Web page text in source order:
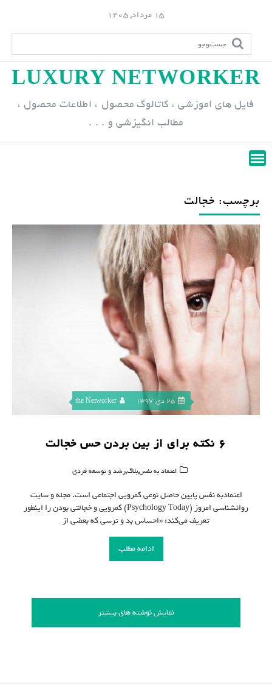
p
n
15 مرداد, 1405
LUXURY NETWORKER
فایل های اموزشی ، کاتالوگ محصول ، اطلاعات محصول ،
مطالب انگیزشی و . . .
برچسب: خجالت
25 دی, 1397 the Networker
۶ نکته برای از بین بردن حس خجالت
اعتماد به نفس,بلاگ,رشد و توسعه فردی
اعتماد‌به نفس پایین حاصل نوعی کمرویی اجتماعی است. مجله و سایت
روانشناسی امروز (Psychology Today) کمرویی و خجالتی‌ بودن را اینطور
تعریف می‌کند: «احساس بد و ترسی که بعضی از
ادامه مطلب
نمایش نوشته های بیشتر